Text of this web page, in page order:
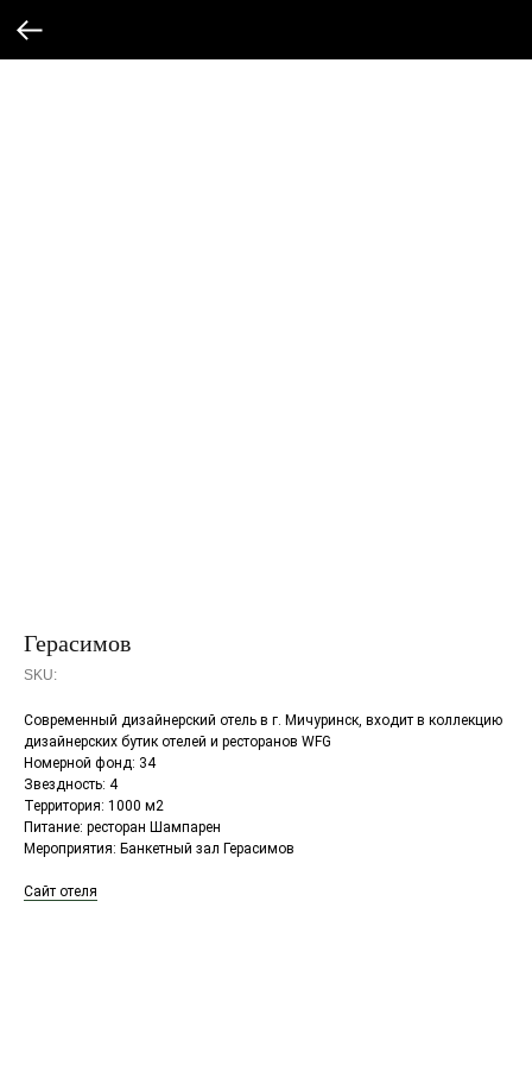
Герасимов
SKU:
Современный дизайнерский отель в г. Мичуринск, входит в коллекцию
дизайнерских бутик отелей и ресторанов WFG
Номерной фонд: 34
Звездность: 4
Территория: 1000 м2
Питание: ресторан Шампарен
Мероприятия: Банкетный зал Герасимов
Сайт отеля